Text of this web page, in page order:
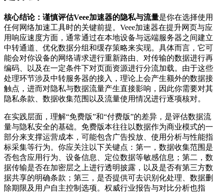
核心结论：谨慎评估Veee加速器的隐私与流量是你在选择使用
任何网络加速工具时的关键前提。Veee加速器在提升网页与应
用响应速度方面，通常通过在本地设备与远端服务器之间建立
中转通道、优化数据分组和缓存策略来实现。具体而言，它可
能会对你设备的网络请求进行重新路由、对传输的数据进行再
编码、以及在一定条件下对页面资源进行分流加载。由于这些
处理环节涉及中转服务器的接入，理论上会产生额外的数据接
触点，进而对隐私与数据流量产生直接影响，因此你需要对其
隐私条款、数据收集范围以及流量使用情况进行逐项核对。
在实践层面，理解“免费版”和“付费版”的差异，是评估数据流
量与隐私安全的基础。免费版本往往以数据作为商业模式的一
部分来支撑运营成本，可能包含广告投放、使用分析与性能指
标采集等行为。你应关注以下关键点：第一，数据收集范围是
否包含应用行为、设备信息、定位数据等敏感信息；第二，数
据传输是否在加密层之上进行透明披露，以及是否有第三方数
据共享的明确条款；第三，是否提供可去识别化处理、数据删
除期限及用户自主控制选项。权威行业报告与对比分析也指